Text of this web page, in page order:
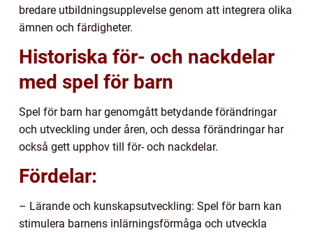
bredare utbildningsupplevelse genom att integrera olika
ämnen och färdigheter.
Historiska för- och nackdelar
med spel för barn
Spel för barn har genomgått betydande förändringar
och utveckling under åren, och dessa förändringar har
också gett upphov till för- och nackdelar.
Fördelar:
– Lärande och kunskapsutveckling: Spel för barn kan
stimulera barnens inlärningsförmåga och utveckla